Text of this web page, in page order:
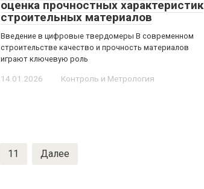
оценка прочностных характеристик
строительных материалов
Введение в цифровые твердомеры В современном
строительстве качество и прочность материалов
играют ключевую роль
14.01.2026 Контроль и Метрология
11 Далее